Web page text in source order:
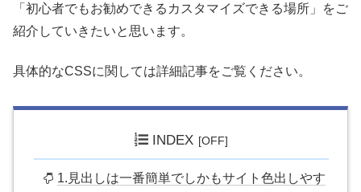
「初心者でもお勧めできるカスタマイズできる場所」をご
紹介していきたいと思います。
具体的なCSSに関しては詳細記事をご覧ください。
INDEX
1.見出しは一番簡単でしかもサイト色出しやす